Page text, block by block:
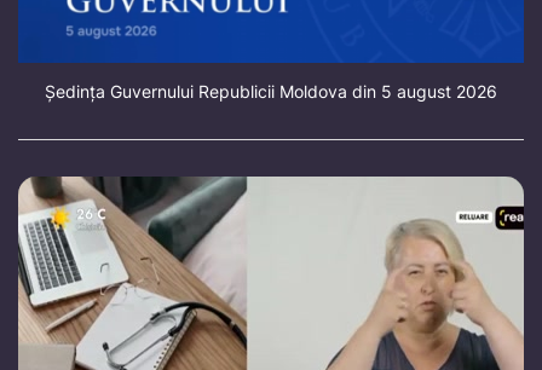
Ședința Guvernului Republicii Moldova din 5 august 2026